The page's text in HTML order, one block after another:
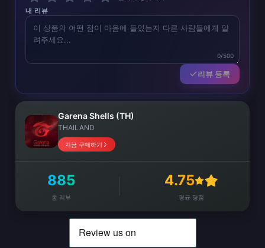
내 리뷰
0/500
리뷰 등록
Garena Shells (TH)
THAILAND
지금 구매하기
885
총 리뷰
4.75
평균 평점